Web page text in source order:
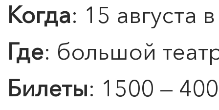
Когда: 15 августа
Где: большой
Билеты: 1500 —